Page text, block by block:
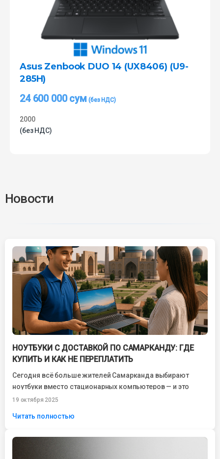
Asus Zenbook DUO 14 (UX8406) (U9-
285H)
24 600 000сум
2000
(без НДС)
Новости
НОУТБУКИ С ДОСТАВКОЙ ПО САМАРКАНДУ: ГДЕ
КУПИТЬ И КАК НЕ ПЕРЕПЛАТИТЬ
Сегодня всё больше жителей Самарканда выбирают
ноутбуки вместо стационарных компьютеров — и это
неудивительно. Устройство стало не просто
19 октября 2025
Читать полностью